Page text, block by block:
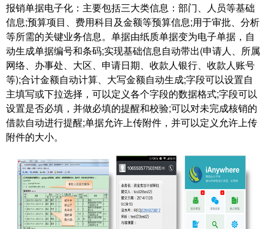
报销单据电子化：主要包括三大类信息：部门、人员等基础
信息;预算项目、费用科目及金额等预算信息;用于审批、分析
等所需的关键业务信息。单据由纸质单据变为电子单据，自
动生成单据编号和条码;实现基础信息自动带出(申请人、所属
网络、办事处、大区、申请日期、收款人银行、收款人账号
等);合计金额自动计算、大写金额自动生成;字段可以设置自
主填写或下拉选择，可以定义各个字段的数据格式;字段可以
设置是否必填，并做必填的提醒和校验;可以对未完成核销的
借款自动进行提醒;单据允许上传附件，并可以定义允许上传
附件的大小。